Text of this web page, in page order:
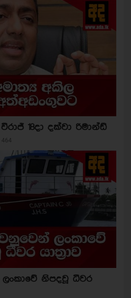
18දා දක්වා රිමාන්ඩ්
464
නිපදවූ ධීවර